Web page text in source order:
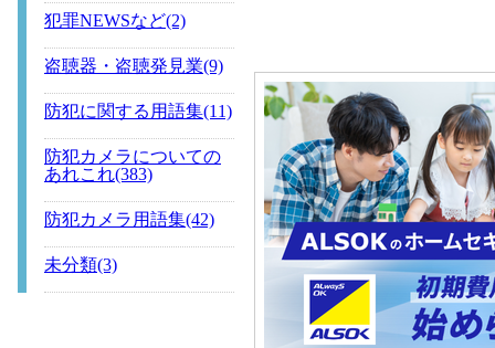
犯罪NEWSなど(2)
盗聴器・盗聴発見業(9)
防犯に関する用語集(11)
防犯カメラについての
あれこれ(383)
防犯カメラ用語集(42)
未分類(3)